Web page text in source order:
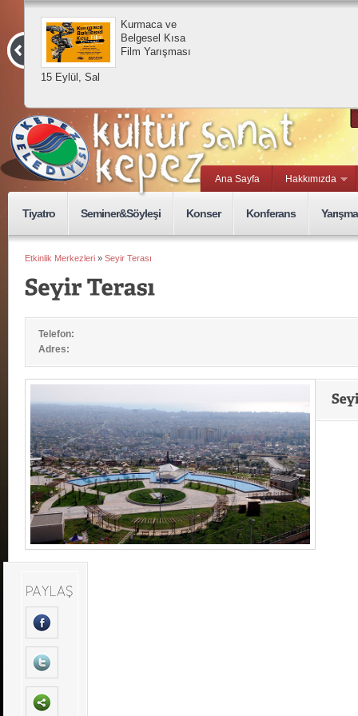
15 Eylül, Sal
Kurmaca ve
Belgesel Kısa
Film Yarışması
Ana Sayfa Hakkımızda
Tiyatro Seminer&Söyleşi Konser Konferans Yarışma
Etkinlik Merkezleri » Seyir Terası
Telefon:
Adres: